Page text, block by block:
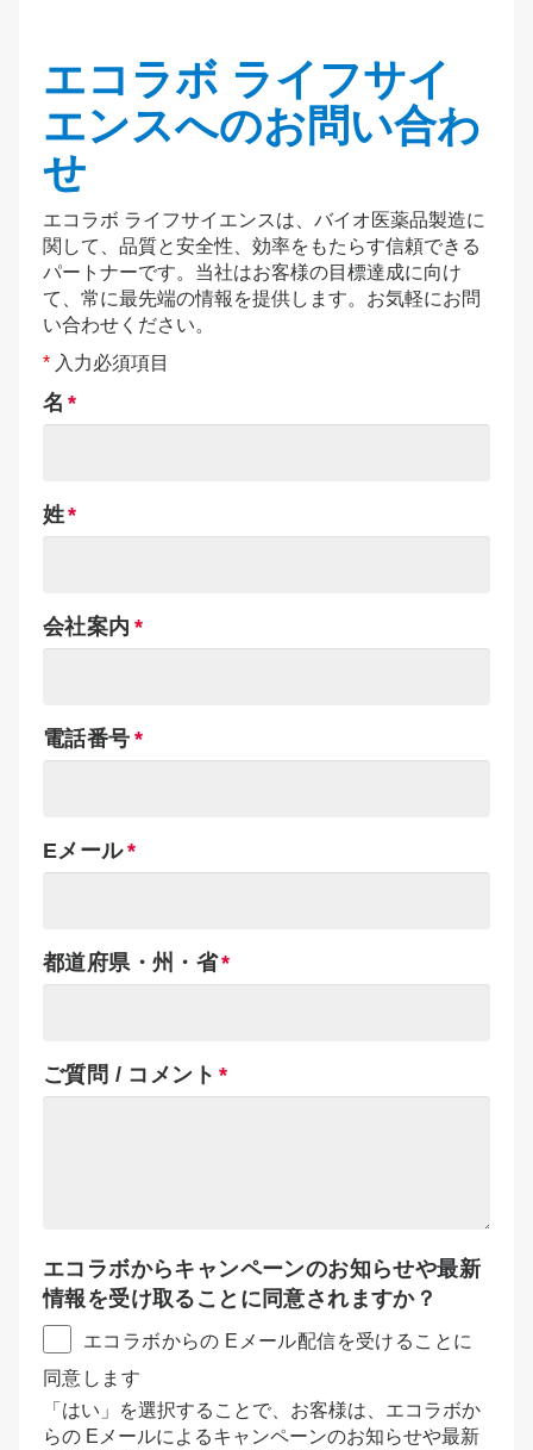
エコラボ ライフサイ
エンスへのお問い合わ
せ
エコラボ ライフサイエンスは、バイオ医薬品製造に
関して、品質と安全性、効率をもたらす信頼できる
パートナーです。当社はお客様の目標達成に向け
て、常に最先端の情報を提供します。お気軽にお問
い合わせください。
* 入力必須項目
名
姓
会社案内
電話番号
Eメール
都道府県・州・省
ご質問 / コメント
エコラボからキャンペーンのお知らせや最新
情報を受け取ることに同意されますか？
エコラボからの Eメール配信を受けることに
同意します
「はい」を選択することで、お客様は、エコラボか
らの Eメールによるキャンペーンのお知らせや最新